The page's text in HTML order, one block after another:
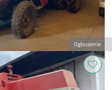
Ogłoszenie